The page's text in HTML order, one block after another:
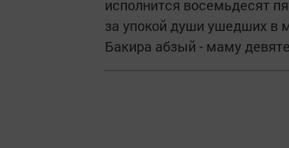
исполнится восемьдесят
за упокой души ушедших в
Бакира абзый - маму